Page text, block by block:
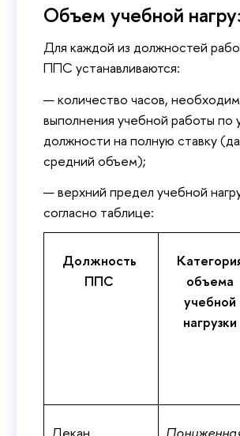
Объем учебной
Для каждой из должностей
ППС устанавливаются:
количество часов,
выполнения учебной работы по
должности на полную ставку
средний объем);
верхний предел учебной
согласно таблице:
Должность
ППС
объема
учебной
нагрузки